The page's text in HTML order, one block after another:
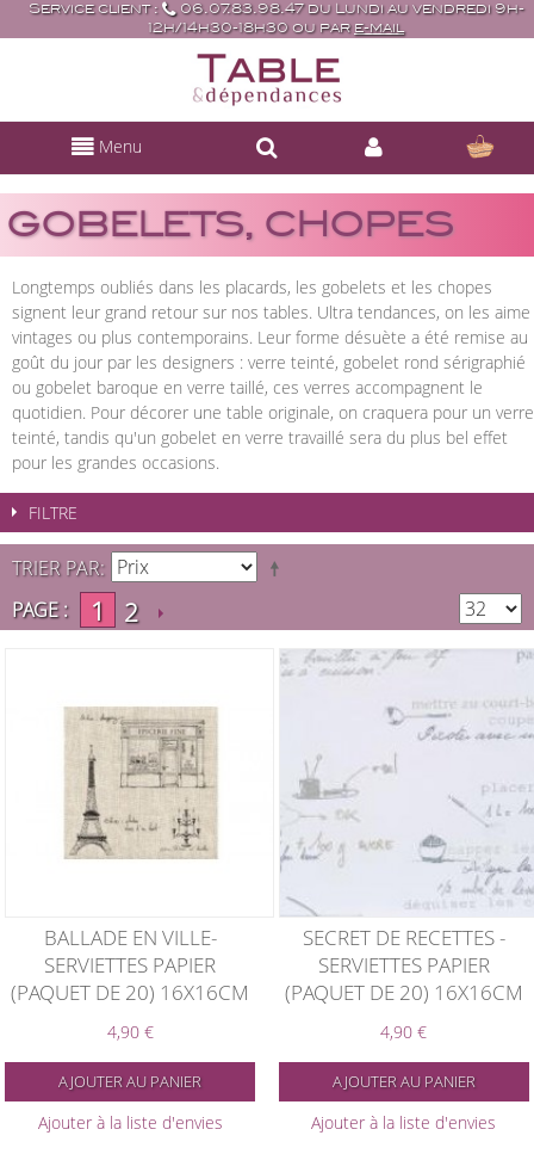
Service client :
06.07.83.98.47 du Lundi au vendredi 9h-
12h/14h30-18h30 ou par e-mail
Menu
GOBELETS, CHOPES
Longtemps oubliés dans les placards, les gobelets et les chopes
signent leur grand retour sur nos tables. Ultra tendances, on les aime
vintages ou plus contemporains. Leur forme désuète a été remise au
goût du jour par les designers : verre teinté, gobelet rond sérigraphié
ou gobelet baroque en verre taillé, ces verres accompagnent le
quotidien. Pour décorer une table originale, on craquera pour un verre
teinté, tandis qu'un gobelet en verre travaillé sera du plus bel effet
pour les grandes occasions.
FILTRE
TRIER PAR
PAGE :
1 2
BALLADE EN VILLE-
SERVIETTES PAPIER
(PAQUET DE 20) 16X16CM
4,90 €
AJOUTER AU PANIER
Ajouter à la liste d'envies
SECRET DE RECETTES -
SERVIETTES PAPIER
(PAQUET DE 20) 16X16CM
4,90 €
AJOUTER AU PANIER
Ajouter à la liste d'envies